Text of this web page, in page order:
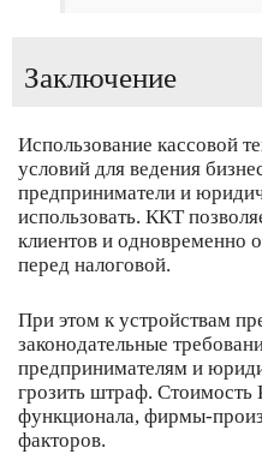
Заключение
Использование кассовой
условий для ведения
предприниматели и
использовать. ККТ
клиентов и одновременно
перед налоговой.
При этом к устройствам
законодательные
предпринимателям и
грозить штраф. Стоимость
функционала, фирмы-
факторов.